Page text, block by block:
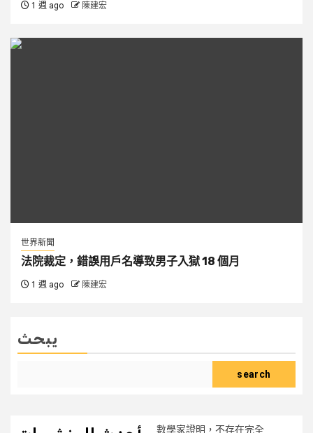
1 週 ago 陳建宏
世界新聞
法院裁定，錯誤用戶名導致男子入獄 18 個月
1 週 ago 陳建宏
يبحث
search
數學家證明，不存在完全